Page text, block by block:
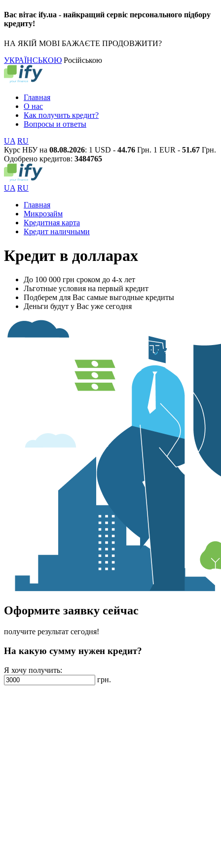
Вас вітає ify.ua - найкращий сервіс персонального підбору
кредиту!
НА ЯКІЙ МОВІ БАЖАЄТЕ ПРОДОВЖИТИ?
УКРАЇНСЬКОЮ Російською
Главная
О нас
Как получить кредит?
Вопросы и ответы
UA RU
Курс НБУ на 08.08.2026: 1 USD - 44.76 Грн. 1 EUR - 51.67 Грн.
Одобрено кредитов: 3484765
UA RU
Главная
Микрозайм
Кредитная карта
Кредит наличными
Кредит в долларах
До 100 000 грн сроком до 4-х лет
Льготные условия на первый кредит
Подберем для Вас самые выгодные кредиты
Деньги будут у Вас уже сегодня
Оформите заявку сейчас
получите результат сегодня!
На какую сумму нужен кредит?
Я хочу получить:
грн.